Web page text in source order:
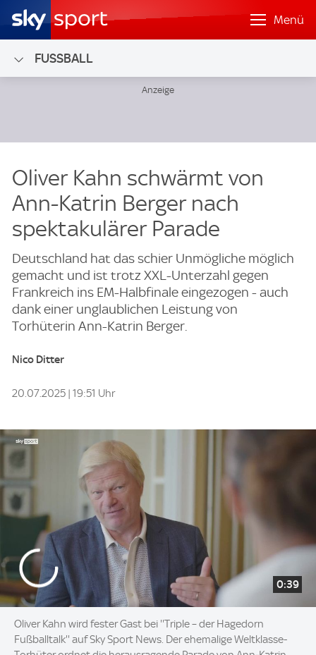
Menü
FUSSBALL
Oliver Kahn schwärmt von
Ann-Katrin Berger nach
spektakulärer Parade
Deutschland hat das schier Unmögliche möglich
gemacht und ist trotz XXL-Unterzahl gegen
Frankreich ins EM-Halbfinale eingezogen - auch
dank einer unglaublichen Leistung von
Torhüterin Ann-Katrin Berger.
Nico Ditter
20.07.2025 | 19:51 Uhr
0:39
Oliver Kahn wird fester Gast bei ''Triple – der Hagedorn
Fußballtalk'' auf Sky Sport News. Der ehemalige Weltklasse-